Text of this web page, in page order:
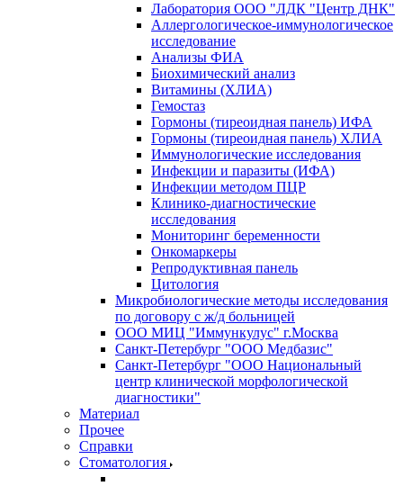
Лаборатория ООО "ЛДК "Центр ДНК"
Аллергологическое-иммунологическое
исследование
Анализы ФИА
Биохимический анализ
Витамины (ХЛИА)
Гемостаз
Гормоны (тиреоидная панель) ИФА
Гормоны (тиреоидная панель) ХЛИА
Иммунологические исследования
Инфекции и паразиты (ИФА)
Инфекции методом ПЦР
Клинико-диагностические
исследования
Мониторинг беременности
Онкомаркеры
Репродуктивная панель
Цитология
Микробиологические методы исследования
по договору с ж/д больницей
ООО МИЦ "Иммункулус" г.Москва
Санкт-Петербург "ООО Медбазис"
Санкт-Петербург "ООО Национальный
центр клинической морфологической
диагностики"
Материал
Прочее
Справки
Стоматология